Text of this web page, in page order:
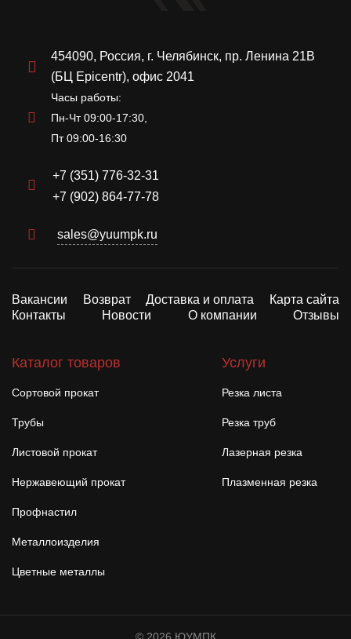
454090, Россия, г. Челябинск, пр. Ленина 21В
(БЦ Epicentr), офис 2041
Часы работы:
Пн-Чт 09:00-17:30,
Пт 09:00-16:30
+7 (351) 776-32-31
+7 (902) 864-77-78
sales@yuumpk.ru
Вакансии Возврат Доставка и оплата
Карта сайта
Контакты
Новости О компании Отзывы
Каталог товаров
Сортовой прокат
Трубы
Листовой прокат
Нержавеющий прокат
Профнастил
Металлоизделия
Цветные металлы
Услуги
Резка листа
Резка труб
Лазерная резка
Плазменная резка